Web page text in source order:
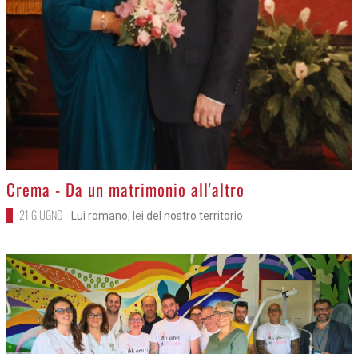
>
Crema - Da un matrimonio all'altro
21 GIUGNO Lui romano, lei del nostro territorio